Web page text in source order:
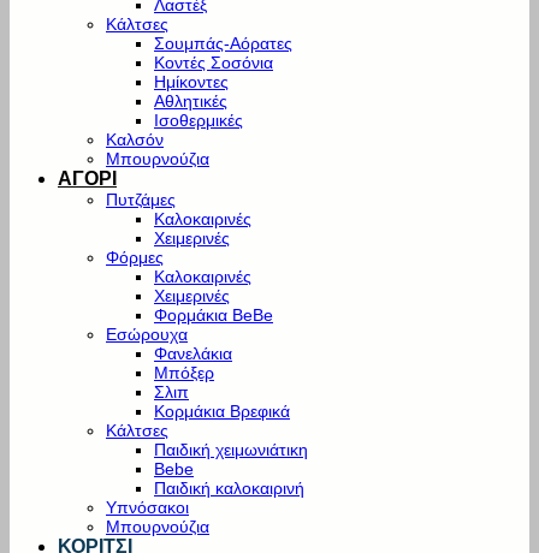
Λαστέξ
Κάλτσες
Σουμπάς-Αόρατες
Κοντές Σοσόνια
Ημίκοντες
Αθλητικές
Ισοθερμικές
Καλσόν
Μπουρνούζια
ΑΓΟΡΙ
Πυτζάμες
Καλοκαιρινές
Χειμερινές
Φόρμες
Καλοκαιρινές
Χειμερινές
Φορμάκια BeBe
Εσώρουχα
Φανελάκια
Μπόξερ
Σλιπ
Κορμάκια Βρεφικά
Κάλτσες
Παιδική χειμωνιάτικη
Bebe
Παιδική καλοκαιρινή
Υπνόσακοι
Μπουρνούζια
ΚΟΡΙΤΣΙ